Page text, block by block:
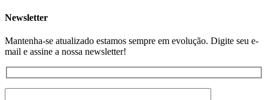
Newsletter
Mantenha-se atualizado estamos sempre em evolução. Digite seu e-
mail e assine a nossa newsletter!